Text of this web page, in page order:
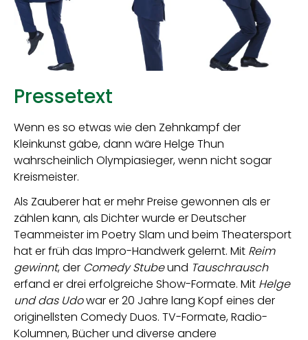
Pressetext
Wenn es so etwas wie den Zehnkampf der
Kleinkunst gäbe, dann wäre Helge Thun
wahrscheinlich Olympiasieger, wenn nicht sogar
Kreismeister.
Als Zauberer hat er mehr Preise gewonnen als er
zählen kann, als Dichter wurde er Deutscher
Teammeister im Poetry Slam und beim Theatersport
hat er früh das Impro-Handwerk gelernt. Mit Reim
gewinnt, der Comedy Stubeund Tauschrausch
erfand er drei erfolgreiche Show-Formate. Mit Helge
und das Udowar er 20 Jahre lang Kopf eines der
originellsten Comedy Duos. TV-Formate, Radio-
Kolumnen, Bücher und diverse andere